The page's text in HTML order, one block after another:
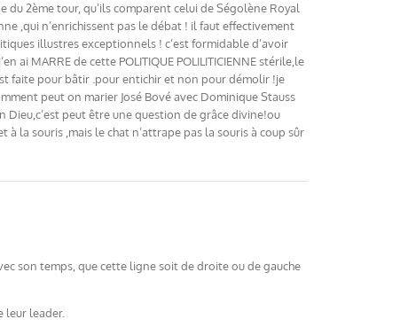
2ème tour, qu’ils comparent celui de Ségolène Royal
,qui n’enrichissent pas le débat ! il faut effectivement
illustres exceptionnels ! c’est formidable d’avoir
ai MARRE de cette POLITIQUE POLILITICIENNE stérile,le
faite pour bâtir .pour entichir et non pour démolir !je
peut on marier José Bové avec Dominique Stauss
Dieu,c’est peut être une question de grâce divine!ou
à la souris ,mais le chat n’attrape pas la souris à coup sûr
son temps, que cette ligne soit de droite ou de gauche
leur leader.